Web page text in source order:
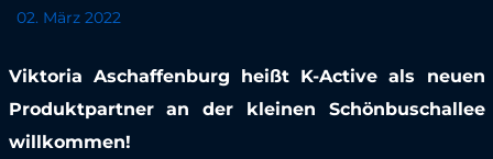
02. März 2022
Viktoria Aschaffenburg heißt K-Active als neuen
Produktpartner an der kleinen Schönbuschallee
willkommen!